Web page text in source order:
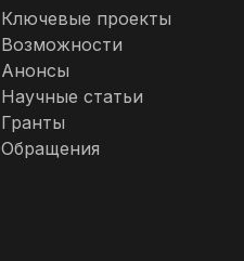
Ключевые проекты
Возможности
Анонсы
Научные статьи
Гранты
Обращения